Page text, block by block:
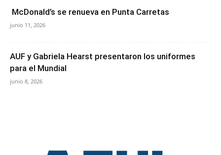
McDonald’s se renueva en Punta Carretas
junio 11, 2026
AUF y Gabriela Hearst presentaron los uniformes
para el Mundial
junio 8, 2026